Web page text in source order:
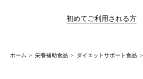
初めてご利用される方
ホーム 栄養補助食品 ダイエットサポート食品